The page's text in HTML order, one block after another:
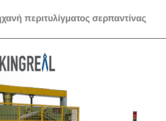
περιτυλίγματος σερπαντίνας